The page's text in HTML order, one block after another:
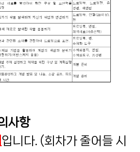
사항
입니다. (회차가 줄어들 시